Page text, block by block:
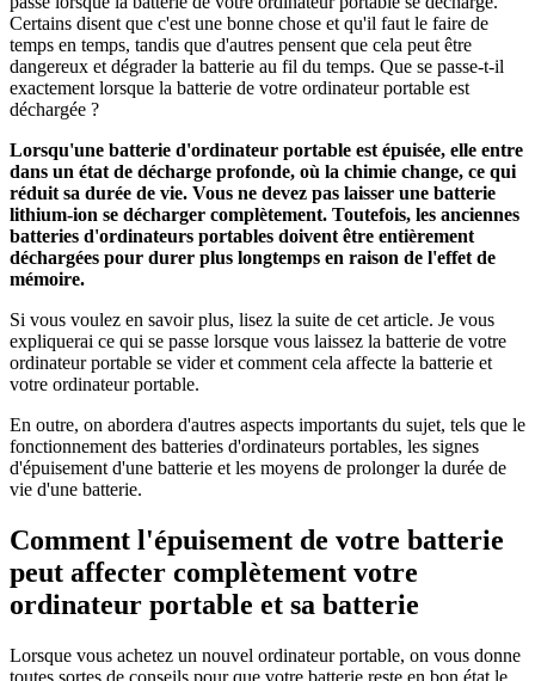
Certains disent que c'est une bonne chose et qu'il faut le faire de
temps en temps, tandis que d'autres pensent que cela peut être
dangereux et dégrader la batterie au fil du temps. Que se passe-t-il
exactement lorsque la batterie de votre ordinateur portable est
déchargée ?
Lorsqu'une batterie d'ordinateur portable est épuisée, elle entre
dans un état de décharge profonde, où la chimie change, ce qui
réduit sa durée de vie. Vous ne devez pas laisser une batterie
lithium-ion se décharger complètement. Toutefois, les anciennes
batteries d'ordinateurs portables doivent être entièrement
déchargées pour durer plus longtemps en raison de l'effet de
mémoire.
Si vous voulez en savoir plus, lisez la suite de cet article. Je vous
expliquerai ce qui se passe lorsque vous laissez la batterie de votre
ordinateur portable se vider et comment cela affecte la batterie et
votre ordinateur portable.
En outre, on abordera d'autres aspects importants du sujet, tels que le
fonctionnement des batteries d'ordinateurs portables, les signes
d'épuisement d'une batterie et les moyens de prolonger la durée de
vie d'une batterie.
Comment l'épuisement de votre batterie
peut affecter complètement votre
ordinateur portable et sa batterie
Lorsque vous achetez un nouvel ordinateur portable, on vous donne
toutes sortes de conseils pour que votre batterie reste en bon état le